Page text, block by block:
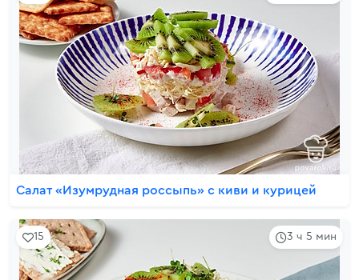
Салат «Изумрудная россыпь» с киви и курицей
3 ч 5 мин
15